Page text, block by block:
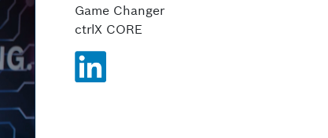
Game Changer
ctrlX CORE